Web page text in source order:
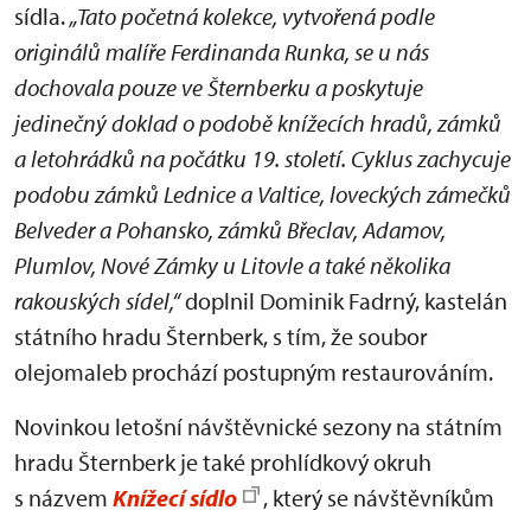
sídla.„Tato početná kolekce, vytvořená podle
originálů malíře Ferdinanda Runka, se u nás
dochovala pouze ve Šternberku a poskytuje
jedinečný doklad o podobě knížecích hradů, zámků
a letohrádků na počátku 19. století. Cyklus zachycuje
podobu zámků Lednice a Valtice, loveckých zámečků
Belveder a Pohansko, zámků Břeclav, Adamov,
Plumlov, Nové Zámky u Litovle a také několika
rakouských sídel,“doplnil Dominik Fadrný, kastelán
státního hradu Šternberk, s tím, že soubor
olejomaleb prochází postupným restaurováním.
Novinkou letošní návštěvnické sezony na státním
hradu Šternberk je také prohlídkový okruh
s názvem Knížecí sídlo , který se návštěvníkům